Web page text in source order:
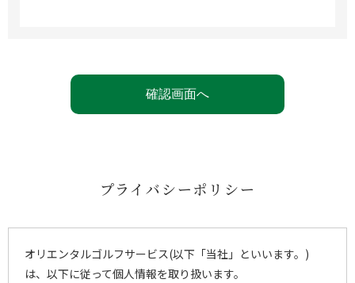
プライバシーポリシー
オリエンタルゴルフサービス(以下「当社」といいます。)
は、以下に従って個人情報を取り扱います。